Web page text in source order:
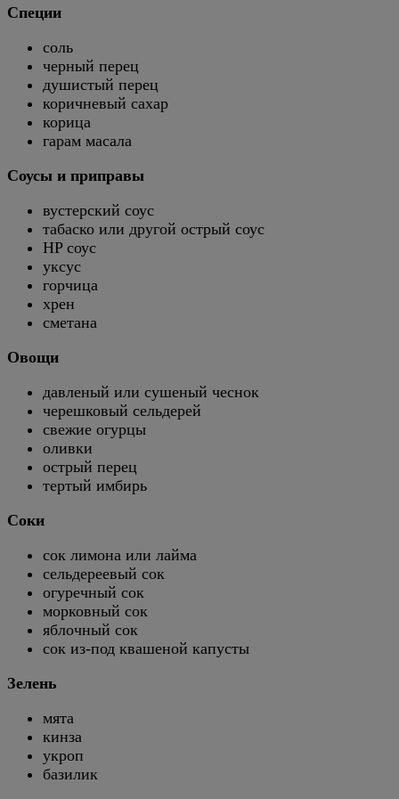
Специи
соль
черный перец
душистый перец
коричневый сахар
корица
гарам масала
Соусы и приправы
вустерский соус
табаско или другой острый соус
HP соус
уксус
горчица
хрен
сметана
Овощи
давленый или сушеный чеснок
черешковый сельдерей
свежие огурцы
оливки
острый перец
тертый имбирь
Соки
сок лимона или лайма
сельдереевый сок
огуречный сок
морковный сок
яблочный сок
сок из-под квашеной капусты
Зелень
мята
кинза
укроп
базилик